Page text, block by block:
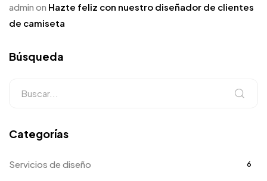
admin on Hazte feliz con nuestro diseñador de clientes
de camiseta
Búsqueda
Categorías
Servicios de diseño 6